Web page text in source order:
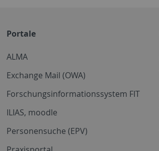
Portale
ALMA
Exchange Mail (OWA)
Forschungsinformationssystem FIT
ILIAS, moodle
Personensuche (EPV)